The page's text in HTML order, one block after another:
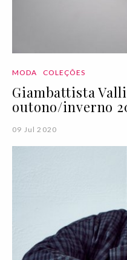
MODA COLEÇÕES
Giambattista
outono/inverno
09 Jul 2020